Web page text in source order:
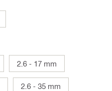
2.6 - 17 mm
2.6 - 35 mm